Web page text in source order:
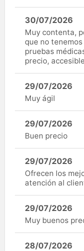
30/07/2026
Muy contenta,
que no
pruebas
precio,
29/07/2026
Muy ágil
29/07/2026
Buen precio
29/07/2026
Ofrecen los
atención al
29/07/2026
Muy buenos
28/07/2026